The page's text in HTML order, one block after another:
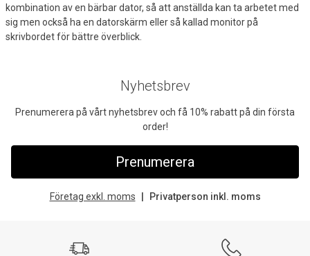
kombination av en bärbar dator, så att anställda kan ta arbetet med
sig men också ha en datorskärm eller så kallad monitor på
skrivbordet för bättre överblick.
Nyhetsbrev
Prenumerera på vårt nyhetsbrev och få 10% rabatt på din första
order!
Prenumerera
Företag exkl. moms Privatperson inkl. moms